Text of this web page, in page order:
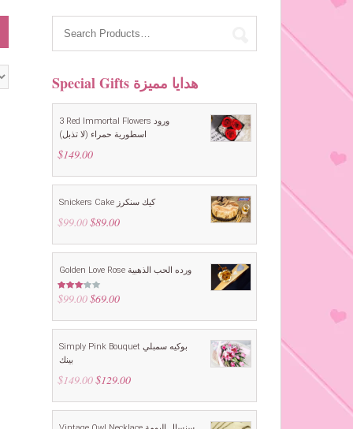
Special Gifts هدايا مميزة
3 Red Immortal Flowers ورود
اسطورية حمراء (لا تذبل)
$149.00
Snickers Cake كيك سنكرز
$99.00 Original
was:
$89.00Current
is:
Golden Love Rose ورده الحب الذهبية
Rated
3.00
5
$99.00 Original
was:
$69.00Current
is:
Simply Pink Bouquet بوكيه سمبلي
بينك
$149.00 Original
was:
$129.00Current
is: